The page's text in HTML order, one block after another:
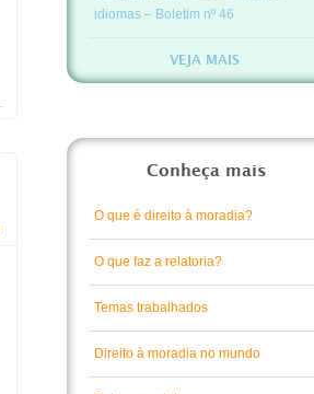
idiomas – Boletim nº 46
VEJA MAIS
Conheça mais
O que é direito à moradia?
O que faz a relatoria?
Temas trabalhados
Direito à moradia no mundo